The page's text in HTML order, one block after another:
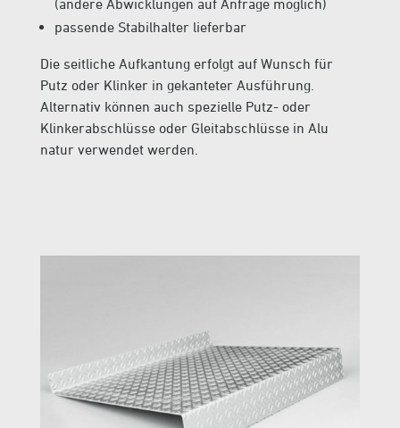
passende Stabilhalter lieferbar
Die seitliche Aufkantung erfolgt auf Wunsch für
Putz oder Klinker in gekanteter Ausführung.
Alternativ können auch spezielle Putz- oder
Klinkerabschlüsse oder Gleitabschlüsse in Alu
natur verwendet werden.